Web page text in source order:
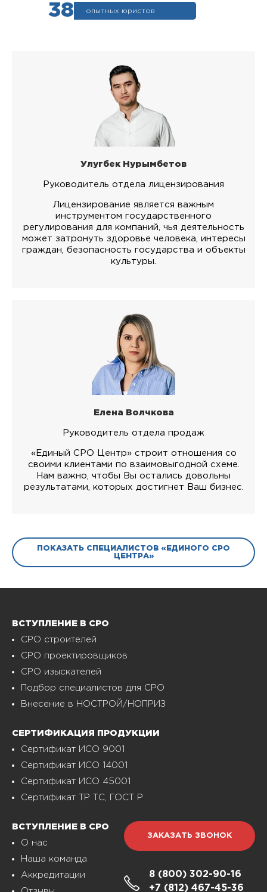
38 опытных юристов
Улугбек Нурымбетов
Руководитель отдела лицензирования
Лицензирование является важным
инструментом государственного
регулирования для компаний, чья деятельность
может затронуть здоровье человека, интересы
граждан, безопасность государства и объекты
культуры.
Елена Волчкова
Руководитель отдела продаж
«Единый СРО Центр» строит отношения со
своими клиентами по взаимовыгодной схеме.
Нам важно, чтобы Вы остались довольны
результатами, которых достигнет Ваш бизнес.
ПОКАЗАТЬ СПЕЦИАЛИСТОВ «ЕДИНОГО СРО
ЦЕНТРА»
ВСТУПЛЕНИЕ В СРО
СРО строителей
СРО проектировщиков
СРО изыскателей
Подбор специалистов для СРО
Внесение в НОСТРОЙ/НОПРИЗ
СЕРТИФИКАЦИЯ ПРОДУКЦИИ
Сертификат ИСО 9001
Сертификат ИСО 14001
Сертификат ИСО 45001
Сертификат ТР ТС, ГОСТ Р
ВСТУПЛЕНИЕ В СРО
О нас
Наша команда
Аккредитации
ЗАКАЗАТЬ ЗВОНОК
8 (800) 302-90-16
+7 (812) 467-45-36